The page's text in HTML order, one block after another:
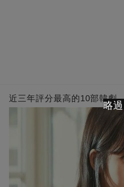
近三年評分最高的10部韓劇
略過